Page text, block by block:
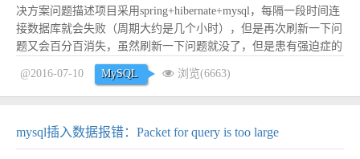
决方案问题描述项目采用spring+hibernate+mysql，每隔一段时间连
接数据库就会失败（周期大约是几个小时），但是再次刷新一下问
题又会百分百消失，虽然刷新一下问题就没了，但是患有强迫症的
我不甘心，一定要找出原因来。 完整错误信息如下： [LXA]
[ERROR] 2016年07月10日 12:46:28 操作异常：org.s...
@2016-07-10 MySQL 浏览(6663)
mysql插入数据报错：Packet for query is too large